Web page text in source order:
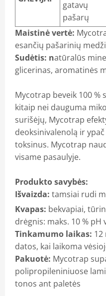
gatavų
pašarų
Maistinė vertė:
esančių pašarinių
Sudėtis: natūralūs
glicerinas, aromatinės
Mycotrap beveik 100 %
kitaip nei dauguma
surišėjų, Mycotrap
deoksinivalenolą ir
toksinus. Mycotrap
visame pasaulyje.
Produkto savybės:
Išvaizda: tamsiai rudi
Kvapas: bekvapiai,
drėgnis: maks. 10 % pH
Tinkamumo laikas: 12
datos, kai laikoma
Pakuotė: Mycotrap
polipropileniniuose
tonos ant paletės